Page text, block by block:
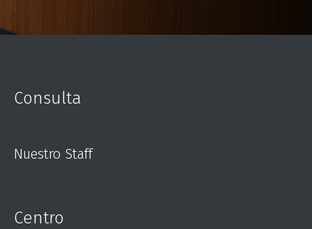
Consulta
Nuestro Staff
Centro